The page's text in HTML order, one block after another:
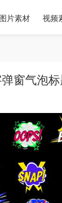
图片素材 视频
窗气泡